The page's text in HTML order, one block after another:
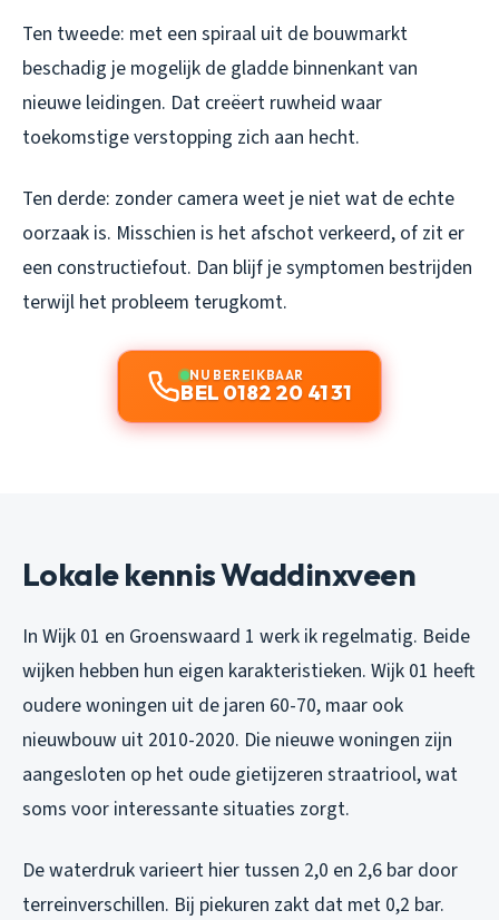
Ten tweede: met een spiraal uit de bouwmarkt
beschadig je mogelijk de gladde binnenkant van
nieuwe leidingen. Dat creëert ruwheid waar
toekomstige verstopping zich aan hecht.
Ten derde: zonder camera weet je niet wat de echte
oorzaak is. Misschien is het afschot verkeerd, of zit er
een constructiefout. Dan blijf je symptomen bestrijden
terwijl het probleem terugkomt.
NU BEREIKBAAR
BEL 0182 20 41 31
Lokale kennis Waddinxveen
In Wijk 01 en Groenswaard 1 werk ik regelmatig. Beide
wijken hebben hun eigen karakteristieken. Wijk 01 heeft
oudere woningen uit de jaren 60-70, maar ook
nieuwbouw uit 2010-2020. Die nieuwe woningen zijn
aangesloten op het oude gietijzeren straatriool, wat
soms voor interessante situaties zorgt.
De waterdruk varieert hier tussen 2,0 en 2,6 bar door
terreinverschillen. Bij piekuren zakt dat met 0,2 bar.